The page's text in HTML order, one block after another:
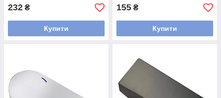
232 ₴
Купити
155 ₴
Купити